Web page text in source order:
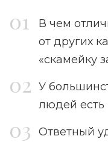
В чем
от других
«скамейку
У
людей есть
Ответный